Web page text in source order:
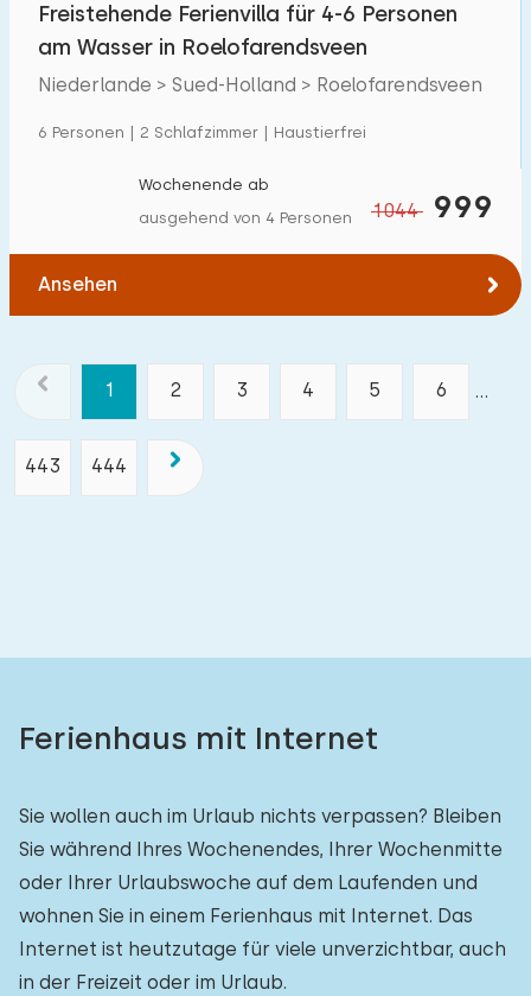
Freistehende Ferienvilla für 4-6 Personen
am Wasser in Roelofarendsveen
Niederlande > Sued-Holland > Roelofarendsveen
6 Personen | 2 Schlafzimmer | Haustierfrei
1044 999
Wochenende ab
ausgehend von 4 Personen
Ansehen
1 2 3 4 5 6 ...
443 444
Ferienhaus mit Internet
Sie wollen auch im Urlaub nichts verpassen? Bleiben
Sie während Ihres Wochenendes, Ihrer Wochenmitte
oder Ihrer Urlaubswoche auf dem Laufenden und
wohnen Sie in einem Ferienhaus mit Internet. Das
Internet ist heutzutage für viele unverzichtbar, auch
in der Freizeit oder im Urlaub.